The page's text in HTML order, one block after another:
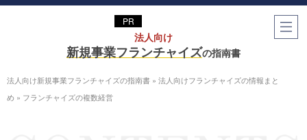
法⼈向け
新規事業フランチャイズの指南書
法人向け新規事業フランチャイズの指南書 » 法人向けフランチャイズの情報まと
め » フランチャイズの複数経営